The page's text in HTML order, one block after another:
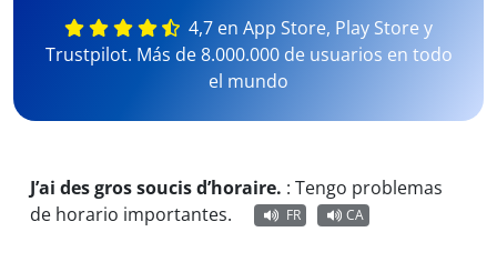
4,7 en App Store, Play Store y
Trustpilot. Más de 8.000.000 de usuarios en todo
el mundo
J’ai des gros soucis d’horaire. : Tengo problemas
de horario importantes.
FR CA